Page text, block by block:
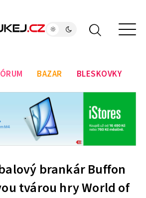
BAZAR BLESKOVKY
brankár Buffon
tvárou hry World of